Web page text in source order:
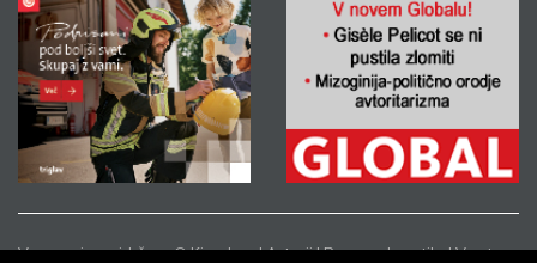
Vse pravice pridržane © Kinodvor |Avtorji|Pravno obvestilo|Varstvo